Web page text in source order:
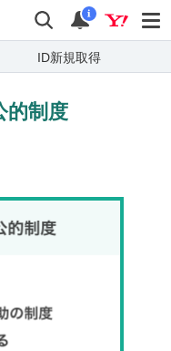
検索 通知
i
ID新規取得
的制度